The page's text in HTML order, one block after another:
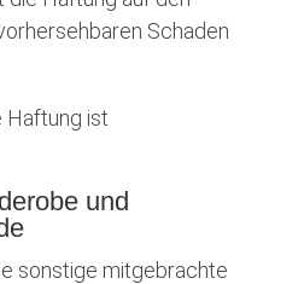
Schaden
Haftung ist
und
sonstige mitgebrachte